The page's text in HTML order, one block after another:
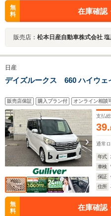
無
料
在庫確認
販売店： 松本日産自動車株式会社
日産
デイズルークス 660 ハイウ
販売店保証 購入プラン付 オンライン相談
支払
39.
通常
年式
車検
保証
住所
無
料
在庫確認